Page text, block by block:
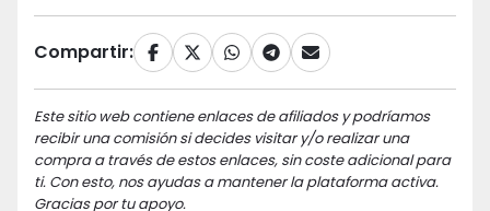
Compartir:
Este sitio web contiene enlaces de afiliados y podríamos
recibir una comisión si decides visitar y/o realizar una
compra a través de estos enlaces, sin coste adicional para
ti. Con esto, nos ayudas a mantener la plataforma activa.
Gracias por tu apoyo.